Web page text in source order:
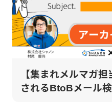
【集まれメルマガ
されるBtoBメール